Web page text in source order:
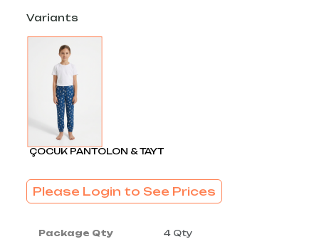
Variants
ÇOCUK PANTOLON & TAYT
Please Login to See Prices
Package Qty 4 Qty